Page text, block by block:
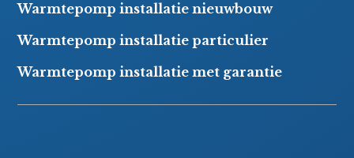
Warmtepomp installatie nieuwbouw
Warmtepomp installatie particulier
Warmtepomp installatie met garantie